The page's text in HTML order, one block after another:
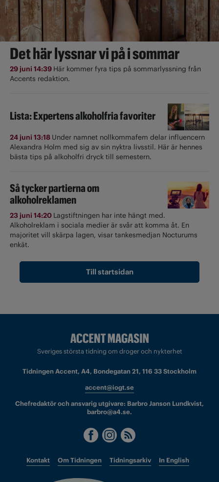
Det här lyssnar vi på i sommar
29 juni 14:39 Här kommer fyra tips på sommarlyssning från
Accents redaktion.
Lista: Expertens alkoholfria favoriter
24 juni 13:18 Under namnet nollkommafem delar influencern
Alexandra Holm med sig av sin nyktra livsstil. Här är hennes
bästa tips på alkoholfri dryck till semestern.
Så tycker partierna om
alkoholreklamen
23 juni 14:20 Lagstiftningen har inte hängt med.
Alkoholreklam i sociala medier är svår att komma åt. En
majoritet vill skärpa lagen, visar tankesmedjan Nocturums
enkät.
Till startsidan
Sveriges största tidning om droger och nykterhet
Tidningen Accent, A4, Bondegatan 21, 116 33 Stockholm
accent@iogt.se
Chefredaktör och ansvarig utgivare: Barbro Janson Lundkvist,
barbro@a4.se.
Kontakt Om Tidningen Tidningsarkiv In English